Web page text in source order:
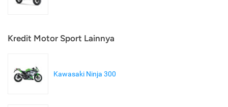
Kredit Motor Sport Lainnya
Kawasaki Ninja 300